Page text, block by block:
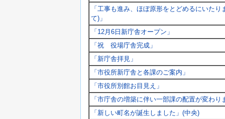
「工事も進み、ほぼ原形をとどめるにいたり
て)」
「12月6日新庁舎オープン」
「祝 役場庁舎完成」
「新庁舎拝見」
「市役所新庁舎と各課のご案内」
「市役所別館お目見え」
「市庁舎の増築に伴い一部課の配置が変わり
「新しい町名が誕生しました」(中央)